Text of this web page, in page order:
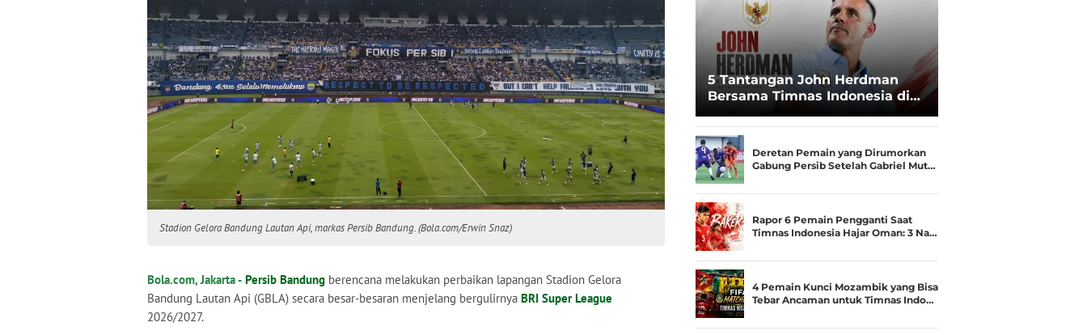
Stadion Gelora Bandung Lautan Api, markas Persib Bandung. (Bola.com/Erwin Snaz)
Bola.com, Jakarta - Persib Bandung berencana melakukan perbaikan lapangan Stadion Gelora
Bandung Lautan Api (GBLA) secara besar-besaran menjelang bergulirnya BRI Super League
2026/2027.
5 Tantangan John Herdman
Bersama Timnas Indonesia di
Spesialis Runner-up Menjadi
Juara
Deretan Pemain yang Dirumorkan
Gabung Persib Setelah Gabriel Mut…
Rapor 6 Pemain Pengganti Saat
Timnas Indonesia Hajar Oman: 3 Na…
4 Pemain Kunci Mozambik yang Bisa
Tebar Ancaman untuk Timnas Indo…